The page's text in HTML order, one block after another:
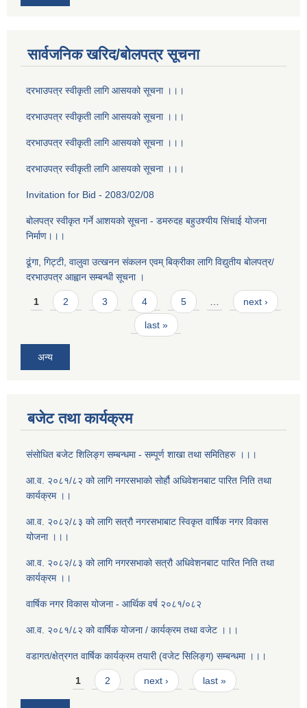
सार्वजनिक खरिद/बोलपत्र सूचना
दरभाउपत्र स्वीकृती लागि आसयको सूचना ।।।
दरभाउपत्र स्वीकृती लागि आसयको सूचना ।।।
दरभाउपत्र स्वीकृती लागि आसयको सूचना ।।।
दरभाउपत्र स्वीकृती लागि आसयको सूचना ।।।
Invitation for Bid - 2083/02/08
बोलपत्र स्वीकृत गर्ने आशयको सूचना - डमरुदह बहुउश्यीय सिंचाई योजना
निर्माण।।।
ढूंगा, गिट्टी, वालुवा उत्खनन संकलन एवम् बिक्रीका लागि विद्युतीय बोलपत्र/
दरभाउपत्र आह्वान सम्बन्धी सूचना ।
Pages
1 2 3 4 5 … next ›
last »
अन्य
बजेट तथा कार्यक्रम
संसोधित बजेट शिलिङ्ग सम्बन्धमा - सम्पूर्ण शाखा तथा समितिहरु ।।।
आ.व. २०८१/८२ को लागि नगरसभाको सोर्हौ अधिवेशनबाट पारित निति तथा
कार्यक्रम ।।
आ.व. २०८२/८३ को लागि सत्रौ नगरसभाबाट स्विकृत वार्षिक नगर विकास
योजना ।।।
आ.व. २०८२/८३ को लागि नगरसभाको सत्रौ अधिवेशनबाट पारित निति तथा
कार्यक्रम ।।
वार्षिक नगर विकास योजना - आर्थिक वर्ष २०८१/०८२
आ.व. २०८१/८२ को वार्षिक योजना / कार्यक्रम तथा वजेट ।।।
वडागत/क्षेत्रगत वार्षिक कार्यक्रम तयारी (वजेट सिलिङ्ग) सम्बन्धमा ।।।
Pages1 2 next › last »